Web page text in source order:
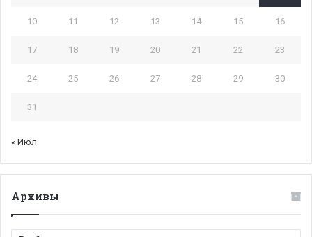
10 11 12 13 14 15 16
17 18 19 20 21 22 23
24 25 26 27 28 29 30
31
« Июл
Архивы